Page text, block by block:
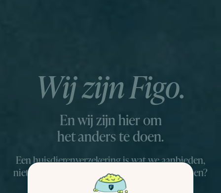
Wij zijn Figo.
En wij zijn hier om
het anders te doen.
Een huisdierenverzekering is wat we aanbieden,
niet wie we zijn. Mogen we ons even voorstellen?